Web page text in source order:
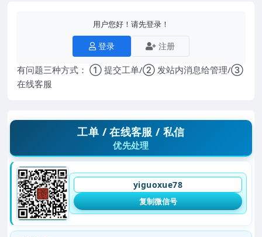
用户您好！请先登录！
登录 注册
有问题三种方式： ① 提交工单/② 发站内消息给管理/③
在线客服
工单 / 在线客服 / 私信
优先处理
yiguoxue78
复制微信号